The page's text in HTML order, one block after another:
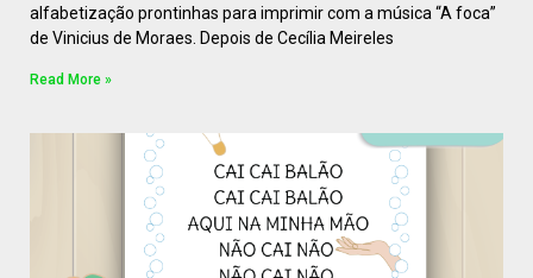
alfabetização prontinhas para imprimir com a música “A foca”
de Vinicius de Moraes. Depois de Cecília Meireles
Read More »